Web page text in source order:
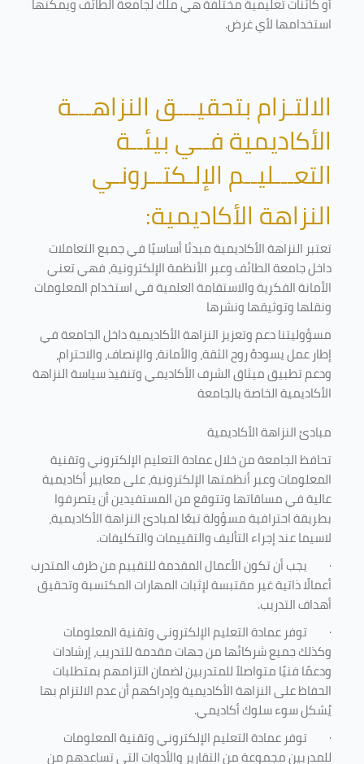
استخدامها لأي غرض.
الالتـزام بتحقيـــق النزاهـــة
الأكاديمية فــي بيئــة
التعـــليــم الإلـكتــرونـي
النزاهة الأكاديمية:
تعتبر النزاهة الأكاديمية مبدئا أساسيًا في جميع التعاملات
داخل جامعة الطائف وعبر الأنظمة الإلكترونية، فهي تعني
الأمانة الفكرية والاستقامة العلمية في استخدام المعلومات
ونقلها وتوثيقها ونشرها
مسؤوليتنا دعم وتعزيز النزاهة الأكاديمية داخل الجامعة في
إطار عمل يسودهُ روح الثقة، والأمانة، والإنصاف، والاحترام،
ودعم تطبيق ميثاق الشرف الأكاديمي وتنفيذ سياسة النزاهة
الأكاديمية الخاصة بالجامعة
مبادئ النزاهة الأكاديمية
تحافظ الجامعة من خلال عمادة التعليم الإلكتروني وتقنية
المعلومات وعبر أنظمتها الإلكترونية، على معايير أكاديمية
عالية في مساقاتها وتتوقع من المستفيدين أن يتصرفوا
بطريقة احترافية مسؤولة تبعًا لمبادئ النزاهة الأكاديمية،
لاسيما عند إجراء التأليف والتقييمات والتكليفات.
· يجب أن تكون الأعمال المقدمة للتقييم من طرف المتدرب
أعمالًا ذاتية غير مقتبسة لإثبات المهارات المكتسبة وتحقيق
أهداف التدريب.
· توفر عمادة التعليم الإلكتروني وتقنية المعلومات
وكذلك جميع شركائها من جهات مقدمة للتدريب، إرشادات
ودعمًا فنيًا متواصلاً للمتدربين لضمان التزامهم بمتطلبات
الحفاظ على النزاهة الأكاديمية وإدراكهم أن عدم الالتزام بها
يُشكل سوء سلوك أكاديمي.
· توفر عمادة التعليم الإلكتروني وتقنية المعلومات
للمدربين مجموعة من التقارير والأدوات التي تساعدهم من